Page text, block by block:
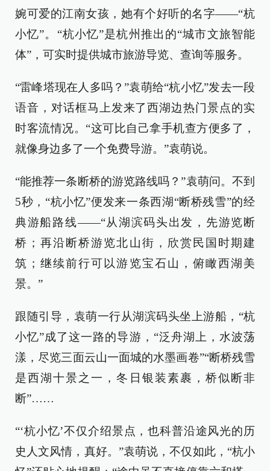
婉可爱的江南女孩，她有个好听的名字——“杭
小忆”。“杭小忆”是杭州推出的“城市文旅智能
体”，可实时提供城市旅游导览、查询等服务。
“雷峰塔现在人多吗？”袁萌给“杭小忆”发去一段
语音，对话框马上发来了西湖边热门景点的实
时客流情况。“这可比自己拿手机查方便多了，
就像身边多了一个免费导游。”袁萌说。
“能推荐一条断桥的游览路线吗？”袁萌问。不到
5秒，“杭小忆”便发来一条西湖“断桥残雪”的经
典游船路线——“从湖滨码头出发，先游览断
桥；再沿断桥游览北山街，欣赏民国时期建
筑；继续前行可以游览宝石山，俯瞰西湖美
景。”
跟随引导，袁萌一行从湖滨码头坐上游船，“杭
小忆”成了这一路的导游，“泛舟湖上，水波荡
漾，尽览三面云山一面城的水墨画卷”“断桥残雪
是西湖十景之一，冬日银装素裹，桥似断非
断”……
“‘杭小忆’不仅介绍景点，也科普沿途风光的历
史人文风情，真好。”袁萌说，不仅如此，“杭小